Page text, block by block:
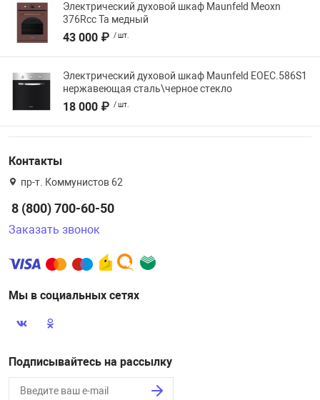
Электрический духовой шкаф Maunfeld Meoxn
376Rcc Ta медный
43 000 ₽ / шт.
Электрический духовой шкаф Maunfeld EOEC.586S1
нержавеющая сталь\черное стекло
18 000 ₽ / шт.
Контакты
пр-т. Коммунистов 62
8 (800) 700-60-50
Заказать звонок
Мы в социальных сетях
Подписывайтесь на рассылку